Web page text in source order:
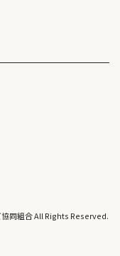
同組合 All Rights Reserved.